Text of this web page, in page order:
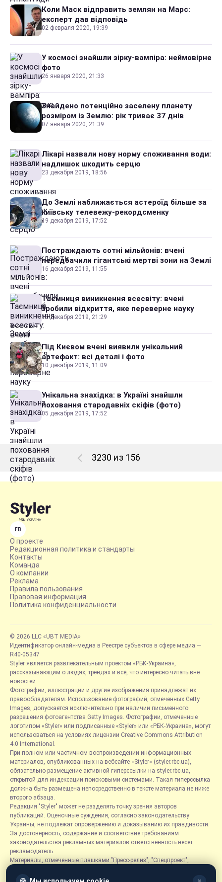
Коли Маск відправить землян на Марс:
експерт дав відповідь
02 февраля 2020, 19:39
У космосі знайшли зірку-вампіра: неймовірне
фото
26 января 2020, 21:33
Знайдено потенційно заселену планету
розміром із Землю: рік триває 37 днів
07 января 2020, 21:39
Лікарі назвали нову норму споживання води:
надлишок шкодить серцю
23 декабря 2019, 18:56
До Землі наближається астероїд більше за
київську телевежу-рекордсменку
19 декабря 2019, 17:52
Постраждають сотні мільйонів: вчені
передбачили гігантські мертві зони на Землі
16 декабря 2019, 11:55
Таємниця виникнення всесвіту: вчені
зробили відкриття, яке переверне науку
15 декабря 2019, 21:29
Під Києвом вчені виявили унікальний
артефакт: всі деталі і фото
10 декабря 2019, 11:09
Унікальна знахідка: в Україні знайшли
поховання стародавніх скіфів (фото)
05 декабря 2019, 17:52
3230 из 156
FB
О проекте
Редакционная политика и стандарты
Контакты
Команда
О компании
Реклама
Правила пользования
Правовая информация
Политика конфиденциальности
© 2026 LLC «UBT MEDIA»
Идентификатор онлайн-медиа в Реестре субъектов в сфере медиа —
R40-05347
Styler является развлекательным проектом «РБК-Украина»,
рассказывающим о людях, трендах и всё, что интересно читать вне
новостей.
Фотографии, иллюстрации и другие изображения принадлежат их
правообладателям. Использование фотографий, отмеченных Getty
Images, допускается исключительно при наличии письменного
разрешения фотоагентства Getty Images. Фотографии, отмеченные
логотипом «Styler» или подписанные «Styler» или «РБК-Украина», могут
использоваться на условиях лицензии Creative Commons Attribution
4.0 International.
При полном или частичном воспроизведении информационных
материалов, опубликованных на вебсайте «Styler» (styler.rbc.ua),
обязательно размещение активной гиперссылки на styler.rbc.ua,
открытой для индексации поисковыми системами. Такая гиперссылка
должна быть размещена непосредственно в тексте материала не ниже
второго абзаца.
Редакция "Styler" может не разделять точку зрения авторов
публикаций. Оценочные суждения, согласно законодательству
Украины, не подлежат опровержению и доказыванию их правдивости.
За достоверность, содержание и соответствие требованиям
законодательства рекламных материалов ответственность несет
рекламодатель.
Материалы, отмеченные плашками "Пресс-релиз", "Спецпроект",
размещаются на правах рекламы.